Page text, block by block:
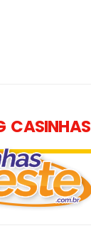
CASINHAS